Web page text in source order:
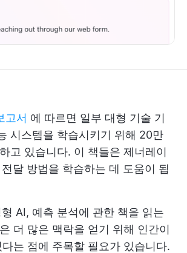
고서 에 따르면 일부 대형 기술 기
시스템을 학습시키기 위해 20만
고 있습니다. 이 책들은 제너레이
달 방법을 학습하는 데 도움이 됩
AI, 예측 분석에 관한 책을 읽는
더 많은 맥락을 얻기 위해 인간이
는 점에 주목할 필요가 있습니다.